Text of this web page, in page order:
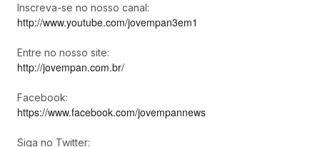
Inscreva-se no nosso canal:
http://www.youtube.com/jovempan3em1
Entre no nosso site:
http://jovempan.com.br/
Facebook:
https://www.facebook.com/jovempannews
Siga no Twitter: